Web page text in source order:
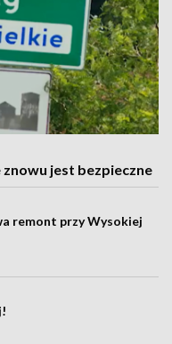
jest bezpieczne
remont przy Wysokiej